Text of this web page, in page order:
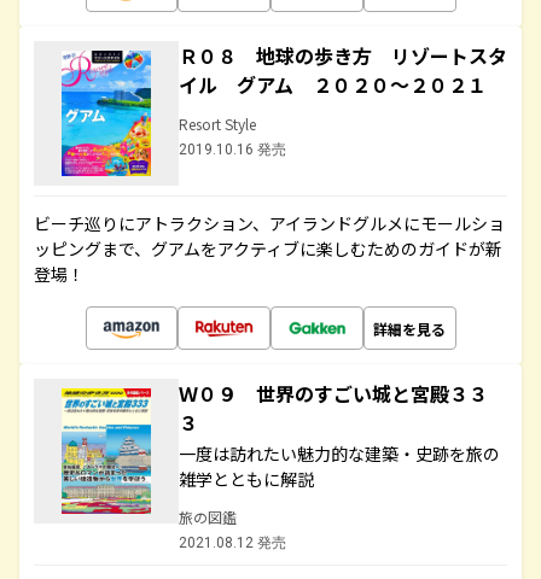
Ｒ０８ 地球の歩き方 リゾートスタ
イル グアム ２０２０～２０２１
Resort Style
2019.10.16 発売
ビーチ巡りにアトラクション、アイランドグルメにモールショ
ッピングまで、グアムをアクティブに楽しむためのガイドが新
登場！
詳細を見る
Ｗ０９ 世界のすごい城と宮殿３３
３
一度は訪れたい魅力的な建築・史跡を旅の
雑学とともに解説
旅の図鑑
2021.08.12 発売